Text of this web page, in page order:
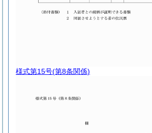
様式第15号(第8条関係)